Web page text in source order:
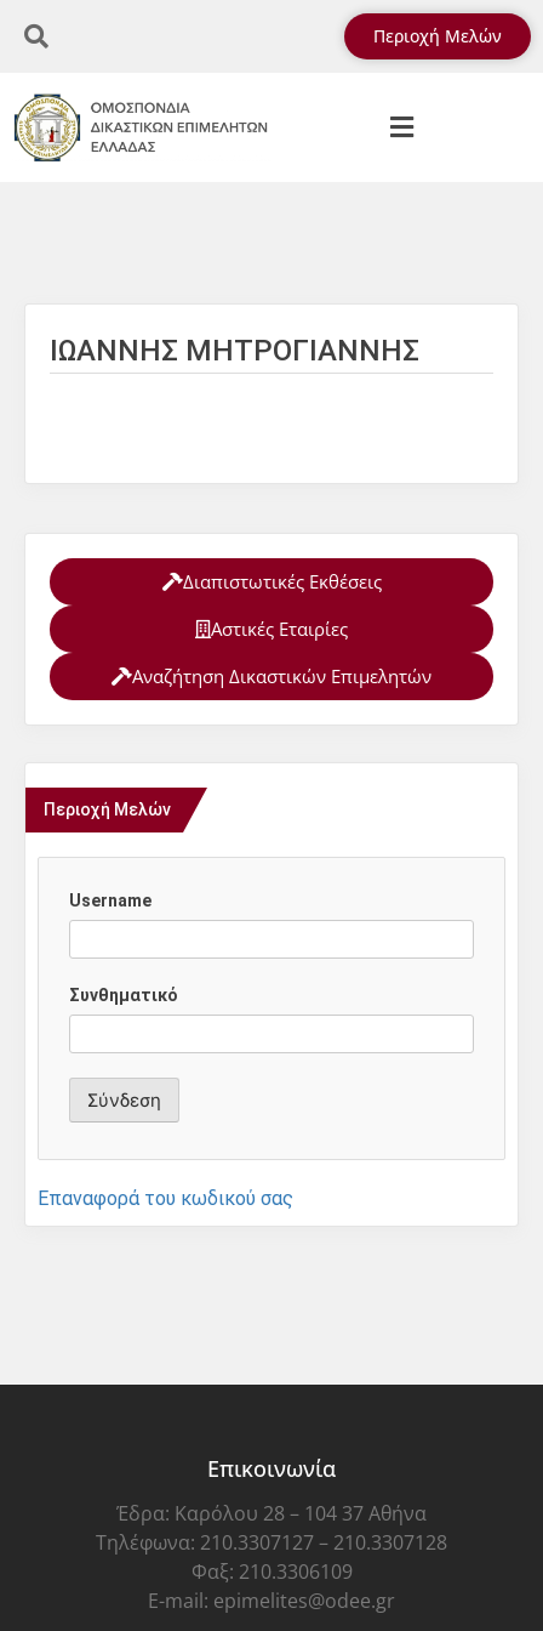
Περιοχή Μελών
ΙΩΑΝΝΗΣ ΜΗΤΡΟΓΙΑΝΝΗΣ
Διαπιστωτικές Εκθέσεις
Αστικές Εταιρίες
Αναζήτηση Δικαστικών Επιμελητών
Περιοχή Μελών
Username
Συνθηματικό
Επαναφορά του κωδικού σας
Επικοινωνία
Έδρα: Καρόλου 28 – 104 37 Αθήνα
Τηλέφωνα: 210.3307127 – 210.3307128
Φαξ: 210.3306109
E-mail: epimelites@odee.gr